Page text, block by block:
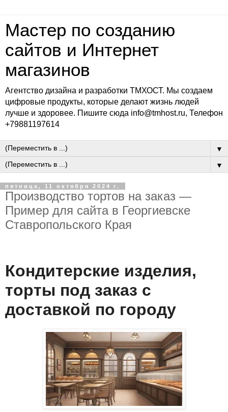
Мастер по созданию
сайтов и Интернет
магазинов
Агентство дизайна и разработки ТМХОСТ. Мы создаем
цифровые продукты, которые делают жизнь людей
лучше и здоровее. Пишите сюда info@tmhost.ru, Телефон
+79881197614
▼
▼
пятница, 11 октября 2024 г.
Производство тортов на заказ —
Пример для сайта в Георгиевске
Ставропольского Края
Кондитерские изделия,
торты под заказ с
доставкой по городу